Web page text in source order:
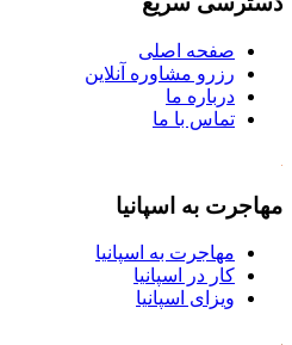
صفحه اصلی
رزرو مشاوره آنلاین
درباره ما
تماس با ما
مهاجرت به اسپانیا
مهاجرت به اسپانیا
کار در اسپانیا
ویزای اسپانیا